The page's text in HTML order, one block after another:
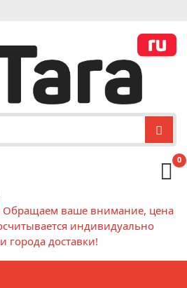
0
ваше внимание, цена
индивидуально
города доставки!